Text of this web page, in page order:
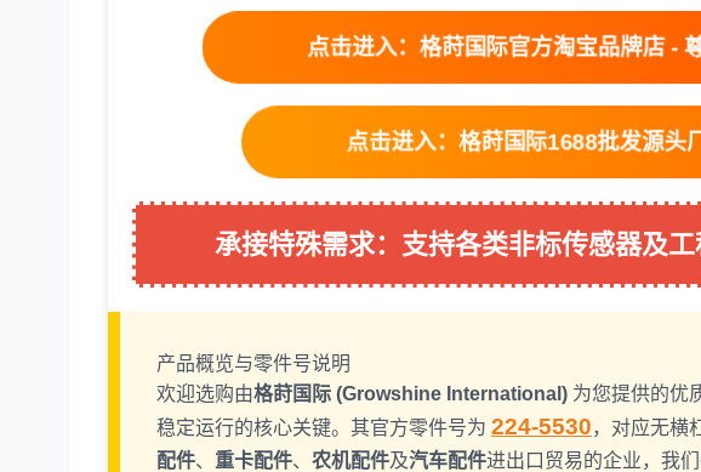
点击进入：格莳国际官方淘宝品牌店 -
点击进入：格莳国际1688批发源头
承接特殊需求：支持各类非标传感器及工
产品概览与零件号说明
欢迎选购由格莳国际 (Growshine International) 为您提供的优
稳定运行的核心关键。其官方零件号为 224-5530，对应无横
配件、 重卡配件、 农机配件及汽车配件进出口贸易的企业，我